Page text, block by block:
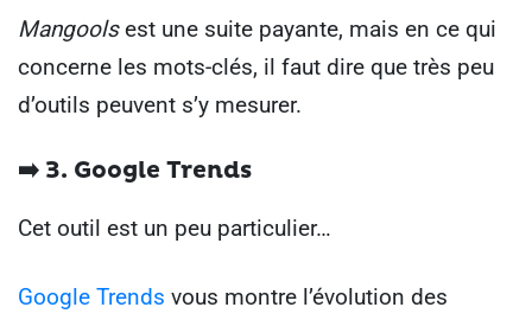
Mangoolsest une suite payante, mais en ce qui
concerne les mots-clés, il faut dire que très peu
d’outils peuvent s’y mesurer.
➡️ 3. Google Trends
Cet outil est un peu particulier…
Google Trends vous montre l’évolution des